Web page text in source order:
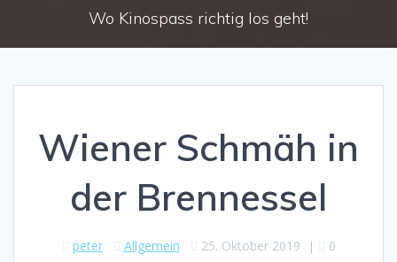
Wo Kinospass richtig los geht!
Wiener Schmäh in
der Brennessel
peter Allgemein 25. Oktober 2019 | 0